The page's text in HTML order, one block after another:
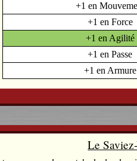
+1 en
+1 en Force
+1 en Agilité
+1 en Passe
+1 en Armure
Le